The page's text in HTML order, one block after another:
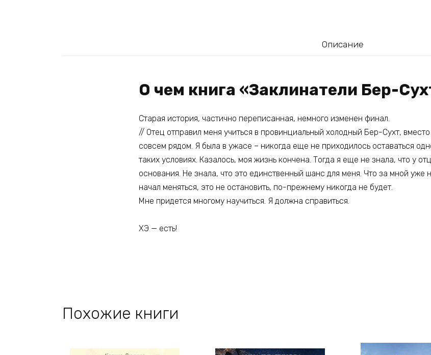
Описание
О чем книга «Заклинатели Бер-
Старая история, частично переписанная, немного изменен финал.
// Отец отправил меня учиться в провинциальный холодный Бер-Сухт,
совсем рядом. Я была в ужасе – никогда еще не приходилось оставаться
таких условиях. Казалось, моя жизнь кончена. Тогда я еще не знала, что у
основания. Не знала, что это единственный шанс для меня. Что за мной уже
начал меняться, это не остановить, по-прежнему никогда не будет.
Мне придется многому научиться. Я должна справиться.
ХЭ — есть!
Похожие книги